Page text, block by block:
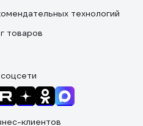
технологий
товаров
клиентов